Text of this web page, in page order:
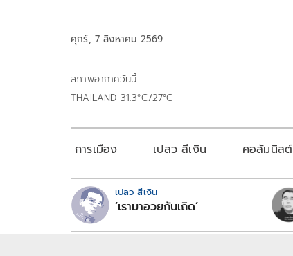
ศุกร์, 7 สิงหาคม 2569
สภาพอากาศวันนี้
THAILAND 31.3°C/27°C
การเมือง เปลว สีเงิน คอลัมนิสต์
เปลว สีเงิน
‘เรามาอวยกันเถิด’